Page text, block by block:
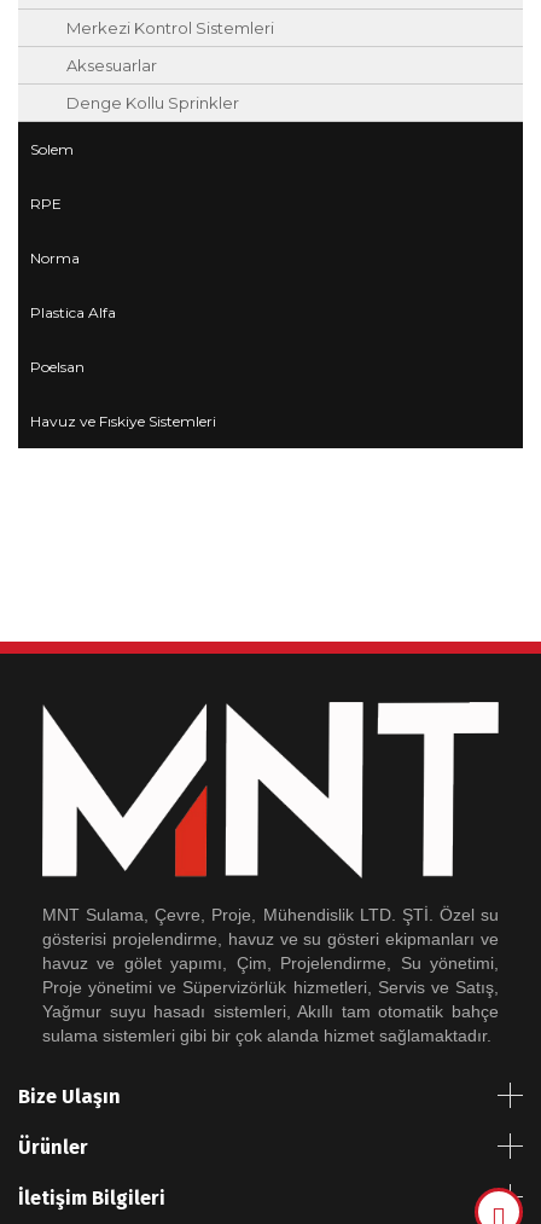
Merkezi Kontrol Sistemleri
Aksesuarlar
Denge Kollu Sprinkler
Solem
RPE
Norma
Plastica Alfa
Poelsan
Havuz ve Fıskiye Sistemleri
MNT Sulama, Çevre, Proje, Mühendislik LTD. ŞTİ. Özel su
gösterisi projelendirme, havuz ve su gösteri ekipmanları ve
havuz ve gölet yapımı, Çim, Projelendirme, Su yönetimi,
Proje yönetimi ve Süpervizörlük hizmetleri, Servis ve Satış,
Yağmur suyu hasadı sistemleri, Akıllı tam otomatik bahçe
sulama sistemleri gibi bir çok alanda hizmet sağlamaktadır.
Bize Ulaşın
Ürünler
İletişim Bilgileri